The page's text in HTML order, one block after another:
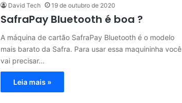
David Tech 19 de outubro de 2020
SafraPay Bluetooth é boa ?
A máquina de cartão SafraPay Bluetooth é o modelo
mais barato da Safra. Para usar essa maquininha você
vai precisar…
Leia mais »